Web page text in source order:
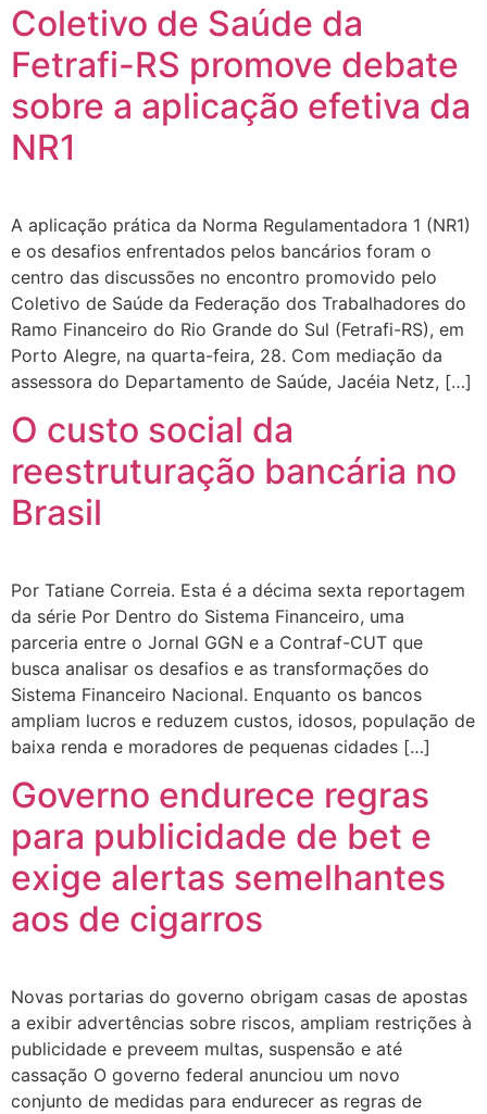
Coletivo de Saúde da
Fetrafi-RS promove debate
sobre a aplicação efetiva da
NR1
A aplicação prática da Norma Regulamentadora 1 (NR1)
e os desafios enfrentados pelos bancários foram o
centro das discussões no encontro promovido pelo
Coletivo de Saúde da Federação dos Trabalhadores do
Ramo Financeiro do Rio Grande do Sul (Fetrafi-RS), em
Porto Alegre, na quarta-feira, 28. Com mediação da
assessora do Departamento de Saúde, Jacéia Netz, […]
O custo social da
reestruturação bancária no
Brasil
Por Tatiane Correia. Esta é a décima sexta reportagem
da série Por Dentro do Sistema Financeiro, uma
parceria entre o Jornal GGN e a Contraf-CUT que
busca analisar os desafios e as transformações do
Sistema Financeiro Nacional. Enquanto os bancos
ampliam lucros e reduzem custos, idosos, população de
baixa renda e moradores de pequenas cidades […]
Governo endurece regras
para publicidade de bet e
exige alertas semelhantes
aos de cigarros
Novas portarias do governo obrigam casas de apostas
a exibir advertências sobre riscos, ampliam restrições à
publicidade e preveem multas, suspensão e até
cassação O governo federal anunciou um novo
conjunto de medidas para endurecer as regras de